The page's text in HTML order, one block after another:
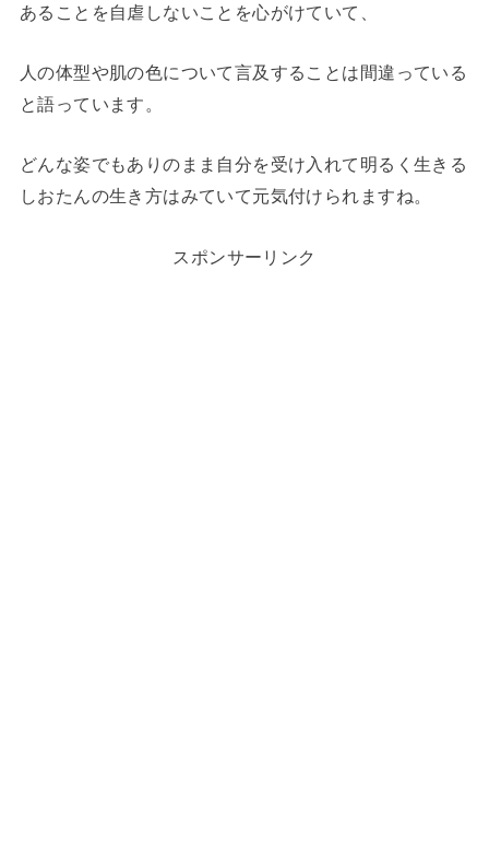
あることを自虐しないことを心がけていて、
人の体型や肌の色について言及することは間違っている
と語っています。
どんな姿でもありのまま自分を受け入れて明るく生きる
しおたんの生き方はみていて元気付けられますね。
スポンサーリンク